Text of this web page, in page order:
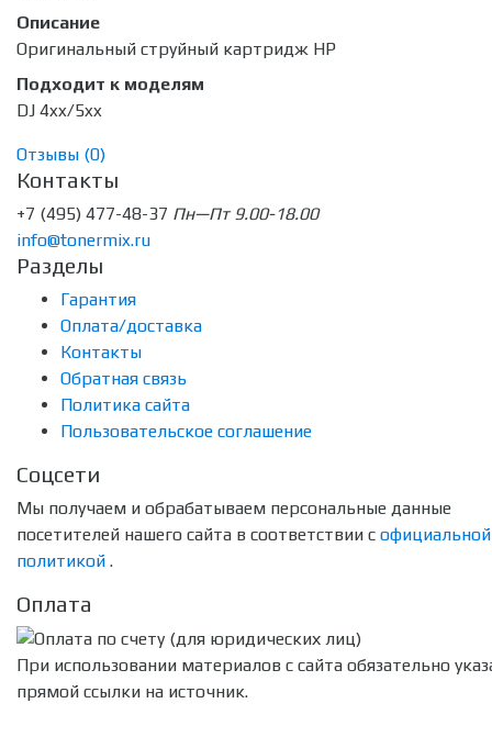
Описание
Оригинальный струйный картридж HP
Подходит к моделям
DJ 4xx/5xx
Отзывы (0)
Контакты
+7 (495) 477-48-37 Пн—Пт 9.00-18.00
info@tonermix.ru
Разделы
Гарантия
Оплата/доставка
Контакты
Обратная связь
Политика сайта
Пользовательское соглашение
Соцсети
Мы получаем и обрабатываем персональные данные
посетителей нашего сайта в соответствии с официальной
политикой .
Оплата
При использовании материалов с сайта обязательно
прямой ссылки на источник.